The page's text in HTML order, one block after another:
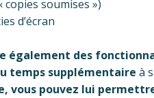
soumises »)
d’écran
également des
temps supplémentaire à
vous pouvez lui